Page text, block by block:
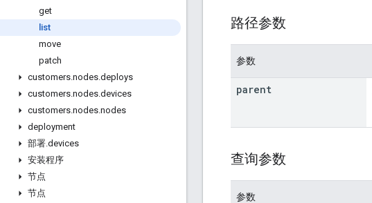
get
list
move
patch
customers.nodes.deploys
customers.nodes.devices
customers.nodes.nodes
deployment
部署.devices
安装程序
节点
节点
路径参数
参数
parent
查询参数
参数